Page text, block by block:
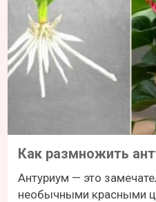
Как размножить
Антуриум — это
необычными красными